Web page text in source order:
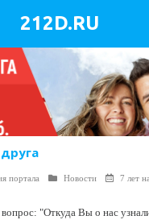
212D.RU
портала Новости 7 лет
"Откуда Вы о нас